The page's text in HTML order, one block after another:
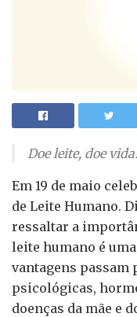
Doe leite, doe
Em 19 de maio
de Leite Humano.
ressaltar a
leite humano é
vantagens passam
psicológicas,
doenças da mãe e